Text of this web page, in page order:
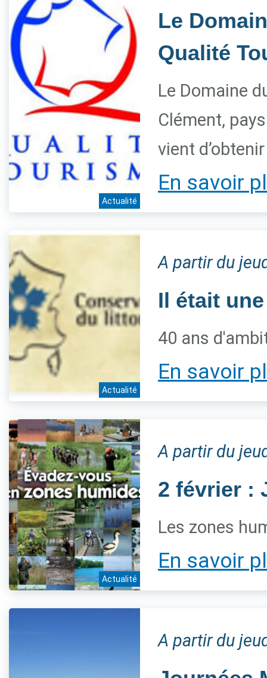
Actualité
Le
Qualité
Le Domaine
Clément,
vient
En savoir
Actualité
A partir du
Il était
40 ans
En savoir
Actualité
A partir du
2 février :
Les zones
En savoir
A partir du